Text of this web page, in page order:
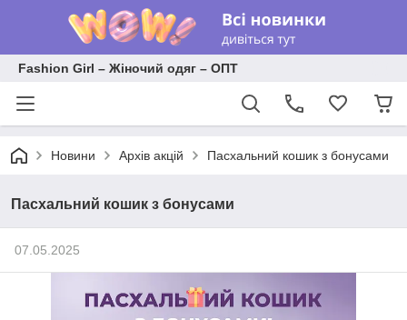
Fashion Girl – Жіночий одяг – ОПТ
Новини Архів акцій Пасхальний кошик з бонусами
Пасхальний кошик з бонусами
07.05.2025